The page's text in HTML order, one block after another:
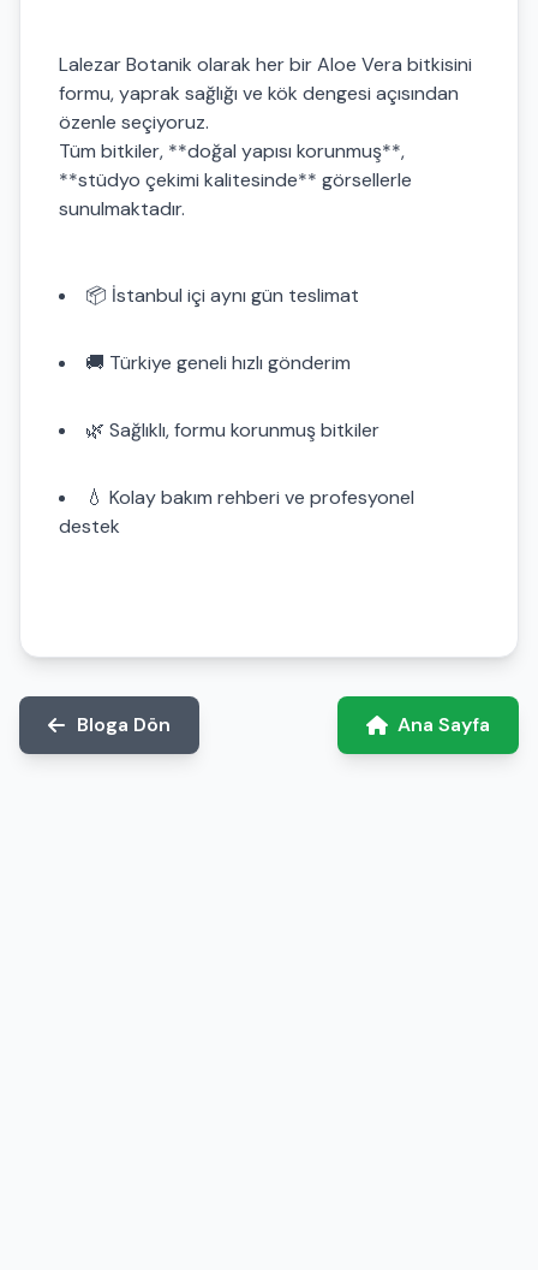
Lalezar Botanik olarak her bir Aloe Vera bitkisini
formu, yaprak sağlığı ve kök dengesi açısından
özenle seçiyoruz.
Tüm bitkiler, **doğal yapısı korunmuş**,
**stüdyo çekimi kalitesinde** görsellerle
sunulmaktadır.
📦 İstanbul içi aynı gün teslimat
🚚 Türkiye geneli hızlı gönderim
🌿 Sağlıklı, formu korunmuş bitkiler
💧 Kolay bakım rehberi ve profesyonel
destek
Bloga Dön Ana Sayfa